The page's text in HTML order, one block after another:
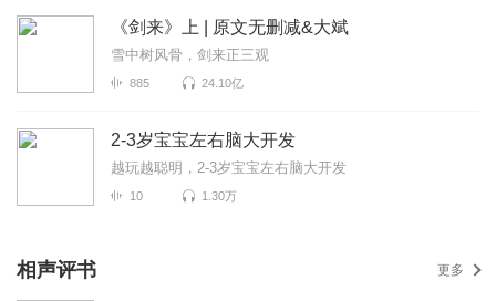
《剑来》上 | 原文无删减&大斌
雪中树风骨，剑来正三观
885 24.10亿
2-3岁宝宝左右脑大开发
越玩越聪明，2-3岁宝宝左右脑大开发
10 1.30万
相声评书 更多